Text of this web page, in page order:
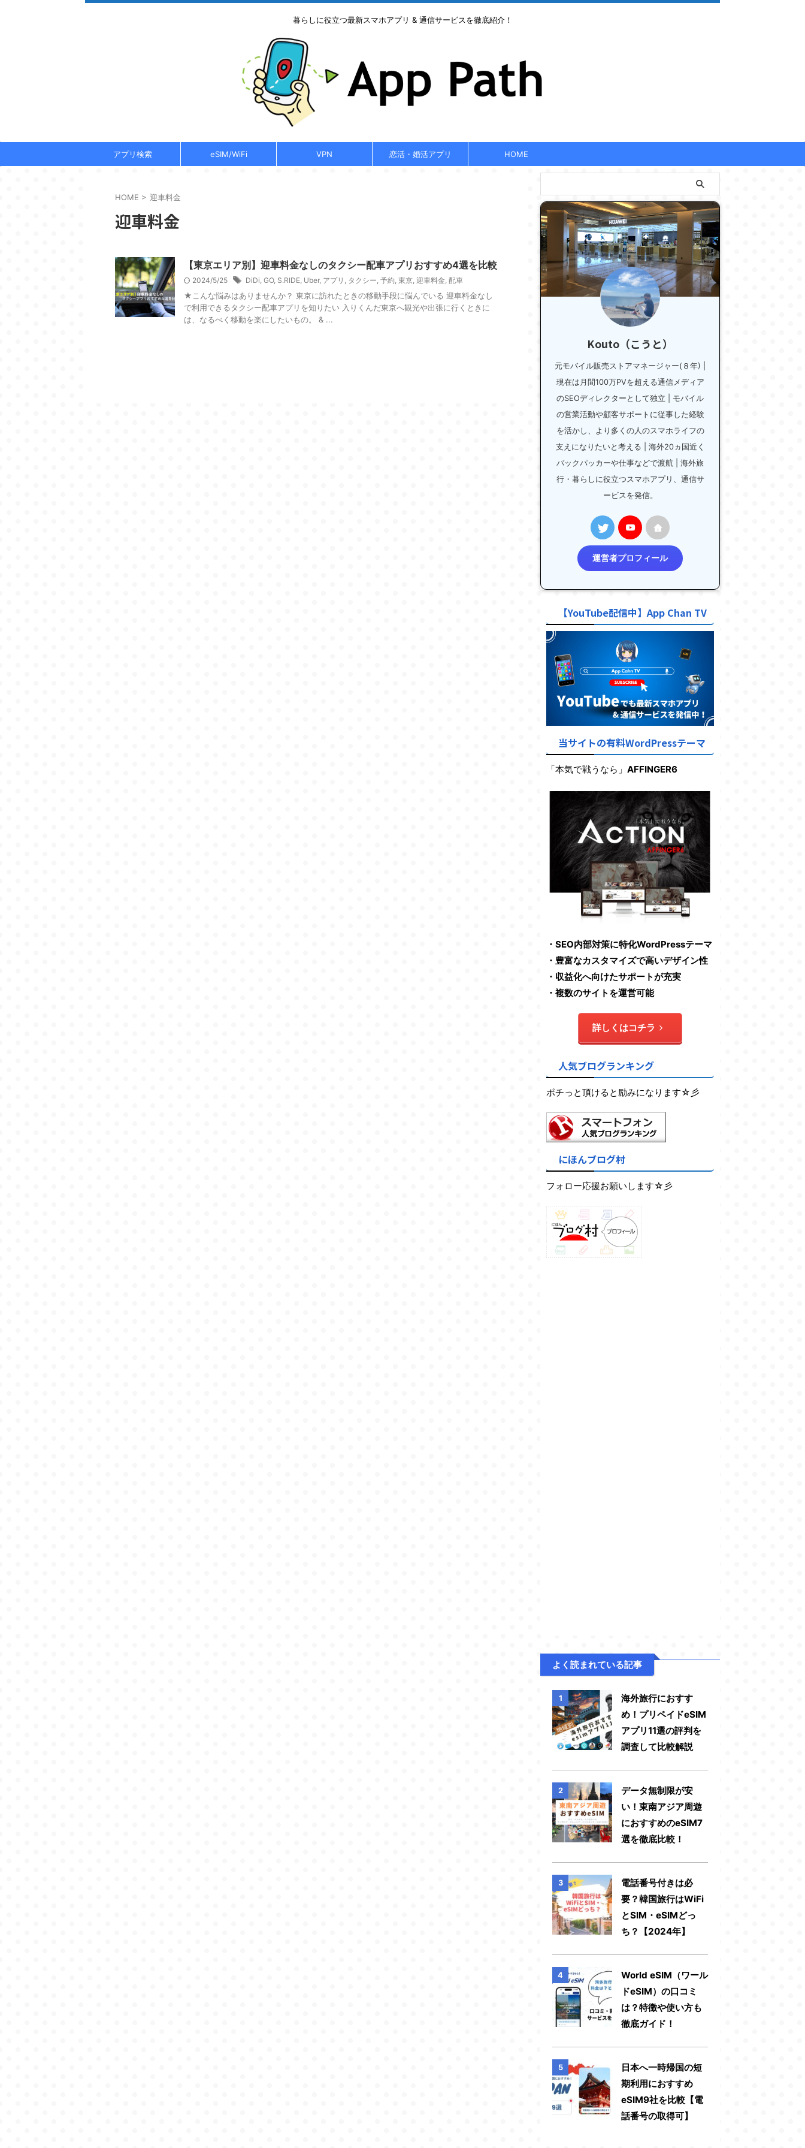
暮らしに役立つ最新スマホアプリ & 通信サービスを徹底紹介！
アプリ検索 eSIM/WiFi VPN 恋活・婚活アプリ HOME
HOME > 迎車料金
迎車料金
【東京エリア別】迎車料金なしのタクシー配車アプリおすすめ4選を比較
2024/5/25 DiDi GO, S.RIDE Uber, アプリ タクシー 予約 東京 迎車料金 配車
★こんな悩みはありませんか？ 東京に訪れたときの移動手段に悩んでいる 迎車料金なし
で利用できるタクシー配車アプリを知りたい 入りくんだ東京へ観光や出張に行くときに
は、なるべく移動を楽にしたいもの。 & ...
Kouto（こうと）
元モバイル販売ストアマネージャー(８年) |
現在は月間100万PVを超える通信メディア
のSEOディレクターとして独立 | モバイル
の営業活動や顧客サポートに従事した経験
を活かし、より多くの人のスマホライフの
支えになりたいと考える | 海外20ヵ国近く
バックパッカーや仕事などで渡航 | 海外旅
行・暮らしに役立つスマホアプリ、通信サ
ービスを発信。
運営者プロフィール
【YouTube配信中】App Chan TV
当サイトの有料WordPressテーマ
「本気で戦うなら」 AFFINGER6
・SEO内部対策に特化WordPressテーマ
・豊富なカスタマイズで高いデザイン性
・収益化へ向けたサポートが充実
・複数のサイトを運営可能
詳しくはコチラ
人気ブログランキング
ポチっと頂けると励みになります☆彡
にほんブログ村
フォロー応援お願いします☆彡
よく読まれている記事
1
海外旅行におすす
め！プリペイドeSIM
アプリ11選の評判を
調査して比較解説
2
データ無制限が安
い！東南アジア周遊
におすすめのeSIM7
選を徹底比較！
3
電話番号付きは必
要？韓国旅行はWiFi
とSIM・eSIMどっ
ち？【2024年】
4
World eSIM（ワール
ドeSIM）の口コミ
は？特徴や使い方も
徹底ガイド！
5
日本へ一時帰国の短
期利用におすすめ
eSIM9社を比較【電
話番号の取得可】